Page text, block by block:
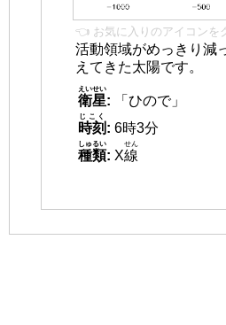
👈 お気に入りのアイコンを
活動領域がめっきり減
えてきた太陽です。
衛星
えいせい
:
「ひので」
時刻
じこく
: 6時3分
種類
しゅるい
: X線
せん